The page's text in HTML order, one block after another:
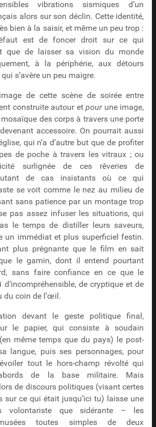
vibrations sismiques d’un
alors sur son déclin. Cette identité,
bien à la saisir, et même un peu trop :
est de foncer droit sur ce qui
que de laisser sa vision du monde
à la périphérie, aux détours
s’avère un peu maigre.
de cette scène de soirée entre
construite autour etpourune image,
des corps à travers une porte
accessoire. On pourrait aussi
qui n’a d’autre but que de profiter
de poche à travers les vitraux ; ou
surlignée de ces rêveries de
de cas insistants où ce qui
se voit comme le nez au milieu de
sans patience par un montage trop
pas assez infuser les situations, qui
le temps de distiller leurs saveurs,
un immédiat et plus superficiel festin.
plus prégnante que le film en sait
le gamin, dont il entend pourtant
sans faire confiance en ce que le
de cryptique et de
du coin de l’œil.
devant le geste politique final,
le papier, qui consiste à soudain
même temps que du pays) le post-
langue, puis ses personnages, pour
tout le hors-champ révolté qui
de la base militaire. Mais
de discours politiques (visant certes
sur ce qui était jusqu’ici tu) laisse une
volontariste que sidérante – les
toutes simples de deux